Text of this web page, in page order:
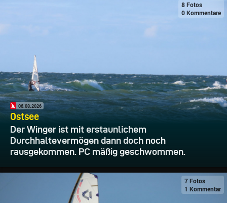
8 Fotos
0 Kommentare
06.08.2026
Ostsee
Der Winger ist mit erstaunlichem
Durchhaltevermögen dann doch noch
rausgekommen. PC mäßig geschwommen.
7 Fotos
1 Kommentar